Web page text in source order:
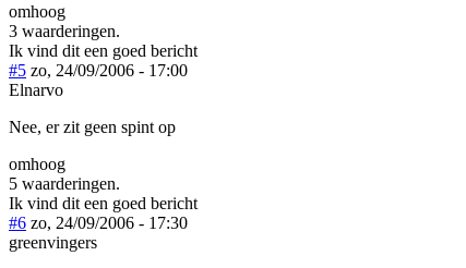
omhoog
3 waarderingen.
Ik vind dit een goed bericht
#5 zo, 24/09/2006 - 17:00
Elnarvo
Nee, er zit geen spint op
omhoog
5 waarderingen.
Ik vind dit een goed bericht
#6 zo, 24/09/2006 - 17:30
greenvingers